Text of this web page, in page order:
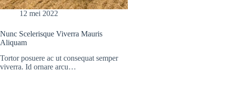
12 mei 2022
Nunc Scelerisque Viverra Mauris
Aliquam
Tortor posuere ac ut consequat semper
viverra. Id ornare arcu…